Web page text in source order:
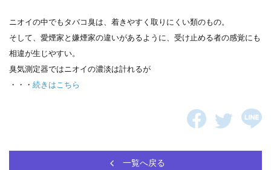
ニオイの中でもタバコ臭は、着きやすく取りにくい類のもの。
そして、愛煙家と嫌煙家の違いがあるように、受け止める者の感覚にも
相違が生じやすい。
臭気測定器ではニオイの濃淡は計れるが
・・・ 続きはこちら
一覧へ戻る